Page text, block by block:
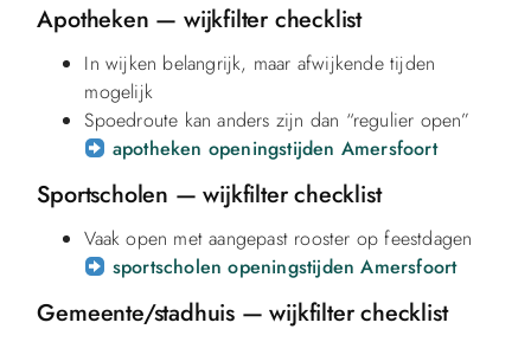
Apotheken — wijkfilter checklist
In wijken belangrijk, maar afwijkende tijden
mogelijk
Spoedroute kan anders zijn dan “regulier open”
apotheken openingstijden Amersfoort
Sportscholen — wijkfilter checklist
Vaak open met aangepast rooster op feestdagen
sportscholen openingstijden Amersfoort
Gemeente/stadhuis — wijkfilter checklist